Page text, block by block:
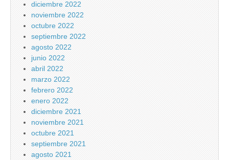
diciembre 2022
noviembre 2022
octubre 2022
septiembre 2022
agosto 2022
junio 2022
abril 2022
marzo 2022
febrero 2022
enero 2022
diciembre 2021
noviembre 2021
octubre 2021
septiembre 2021
agosto 2021